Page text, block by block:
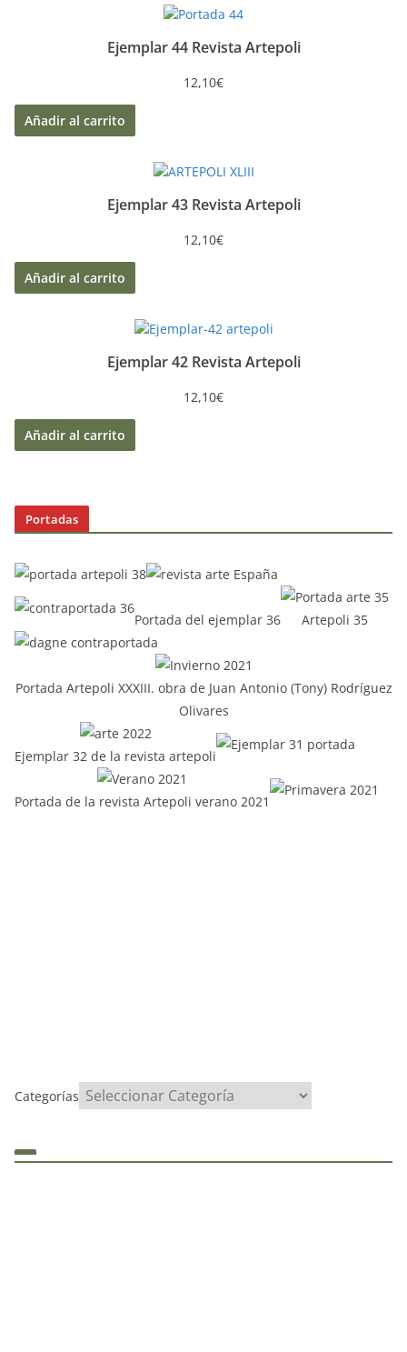
Ejemplar 44 Revista Artepoli
12,10€
Añadir al carrito
Ejemplar 43 Revista Artepoli
12,10€
Añadir al carrito
Ejemplar 42 Revista Artepoli
12,10€
Añadir al carrito
Portadas
Portada del ejemplar 36 Artepoli 35
Portada Artepoli XXXIII. obra de Juan Antonio (Tony) Rodríguez
Olivares
Ejemplar 32 de la revista artepoli
Portada de la revista Artepoli verano 2021
Categorías